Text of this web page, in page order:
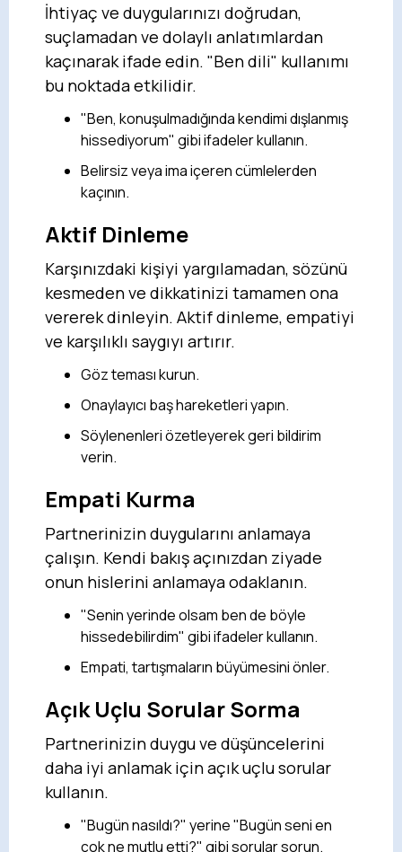
İhtiyaç ve duygularınızı doğrudan,
suçlamadan ve dolaylı anlatımlardan
kaçınarak ifade edin. "Ben dili" kullanımı
bu noktada etkilidir.
"Ben, konuşulmadığında kendimi dışlanmış
hissediyorum" gibi ifadeler kullanın.
Belirsiz veya ima içeren cümlelerden
kaçının.
Aktif Dinleme
Karşınızdaki kişiyi yargılamadan, sözünü
kesmeden ve dikkatinizi tamamen ona
vererek dinleyin. Aktif dinleme, empatiyi
ve karşılıklı saygıyı artırır.
Göz teması kurun.
Onaylayıcı baş hareketleri yapın.
Söylenenleri özetleyerek geri bildirim
verin.
Empati Kurma
Partnerinizin duygularını anlamaya
çalışın. Kendi bakış açınızdan ziyade
onun hislerini anlamaya odaklanın.
"Senin yerinde olsam ben de böyle
hissedebilirdim" gibi ifadeler kullanın.
Empati, tartışmaların büyümesini önler.
Açık Uçlu Sorular Sorma
Partnerinizin duygu ve düşüncelerini
daha iyi anlamak için açık uçlu sorular
kullanın.
"Bugün nasıldı?" yerine "Bugün seni en
çok ne mutlu etti?" gibi sorular sorun.